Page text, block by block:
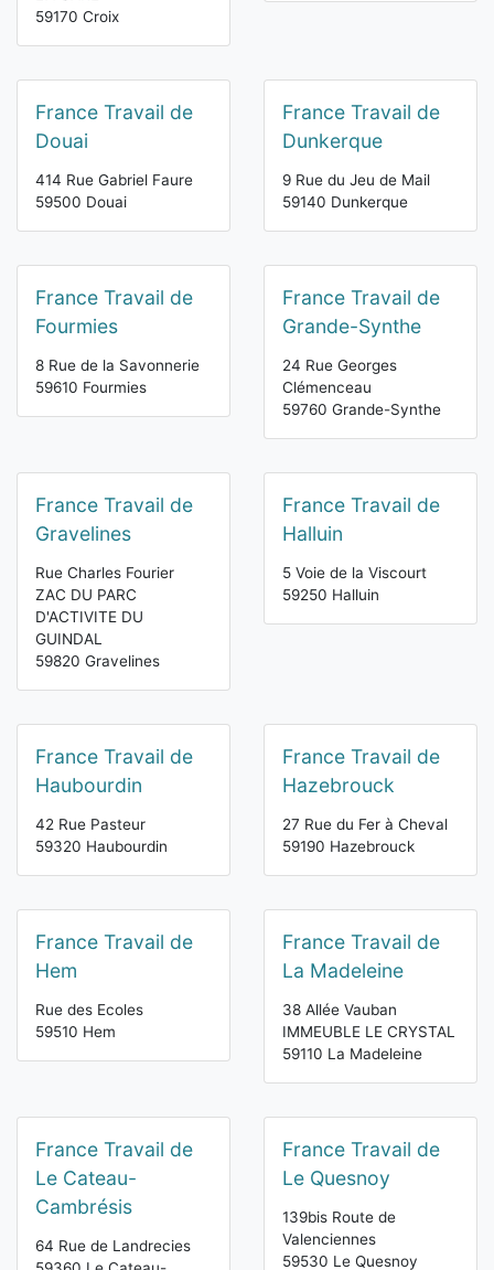
59170 Croix
France Travail de
Douai
414 Rue Gabriel Faure
59500 Douai
France Travail de
Dunkerque
9 Rue du Jeu de Mail
59140 Dunkerque
France Travail de
Fourmies
8 Rue de la Savonnerie
59610 Fourmies
France Travail de
Grande-Synthe
24 Rue Georges
Clémenceau
59760 Grande-Synthe
France Travail de
Gravelines
Rue Charles Fourier
ZAC DU PARC
D'ACTIVITE DU
GUINDAL
59820 Gravelines
France Travail de
Halluin
5 Voie de la Viscourt
59250 Halluin
France Travail de
Haubourdin
42 Rue Pasteur
59320 Haubourdin
France Travail de
Hazebrouck
27 Rue du Fer à Cheval
59190 Hazebrouck
France Travail de
Hem
Rue des Ecoles
59510 Hem
France Travail de
La Madeleine
38 Allée Vauban
IMMEUBLE LE CRYSTAL
59110 La Madeleine
France Travail de
Le Cateau-
Cambrésis
64 Rue de Landrecies
France Travail de
Le Quesnoy
139bis Route de
Valenciennes
59530 Le Quesnoy